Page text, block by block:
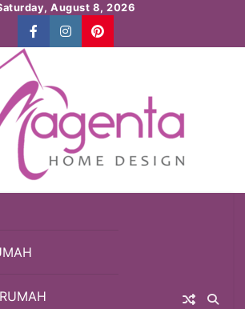
August 8, 2026
Facebook
InstagramPinterest